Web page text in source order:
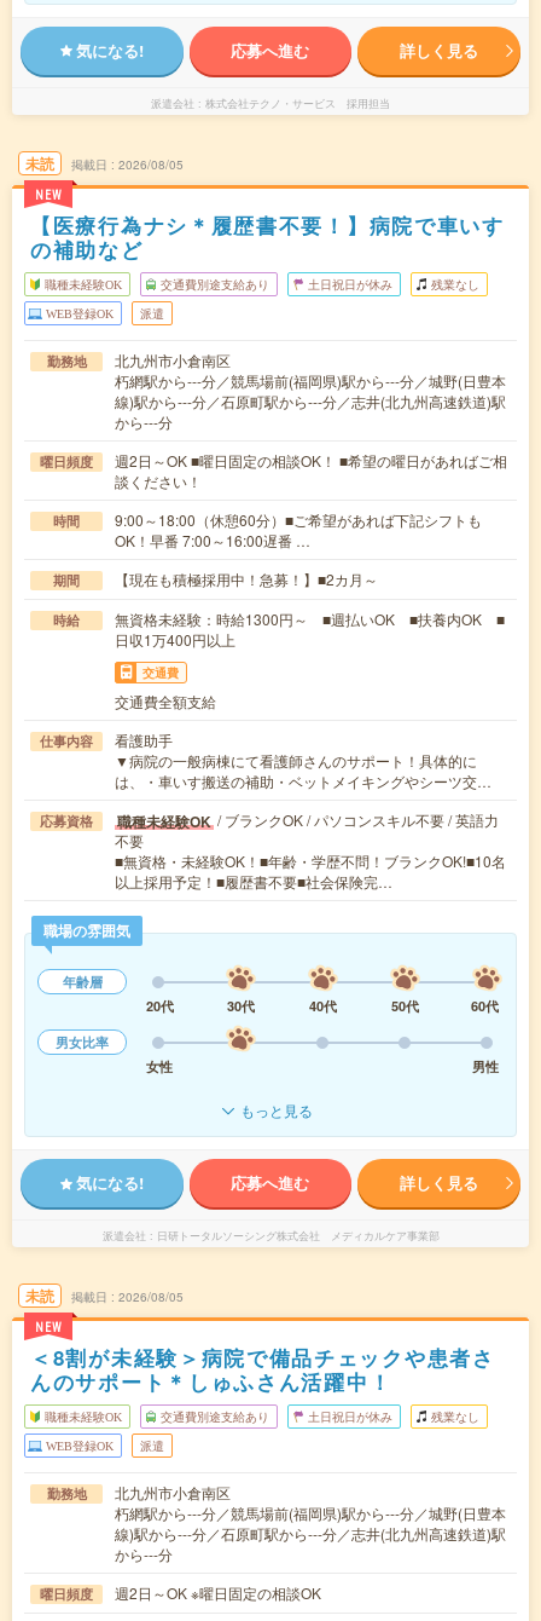
気になる! 応募へ進む 詳しく見る
派遣会社 株式会社テクノ・サービス 採用担当
未読
NEW
掲載日 2026/08/05
【医療行為ナシ＊履歴書不要！】病院で車いす
の補助など
職種未経験OK 交通費別途支給あり 土日祝日が休み 残業なし
WEB登録OK 派遣
勤務地
北九州市小倉南区
朽網駅から---分／競馬場前(福岡県)駅から---分／城野(日豊本
線)駅から---分／石原町駅から---分／志井(北九州高速鉄道)駅
から---分
曜日頻度
週2日～OK ■曜日固定の相談OK！ ■希望の曜日があればご相
談ください！
時間
9:00～18:00（休憩60分）■ご希望があれば下記シフトも
OK！早番 7:00～16:00遅番 …
期間 【現在も積極採用中！急募！】■2カ月～
時給
無資格未経験：時給1300円～ ■週払いOK ■扶養内OK ■
日収1万400円以上
交通費
交通費全額支給
仕事内容
看護助手
▼病院の一般病棟にて看護師さんのサポート！具体的に
は、・車いす搬送の補助・ベットメイキングやシーツ交…
応募資格 職種未経験OK / ブランクOK / パソコンスキル不要 / 英語力
不要
■無資格・未経験OK！■年齢・学歴不問！ブランクOK!■10名
以上採用予定！■履歴書不要■社会保険完…
職場の雰囲気
年齢層
20代
30代 40代 50代
60代
男女比率
女性
男性
もっと見る
気になる! 応募へ進む 詳しく見る
派遣会社 日研トータルソーシング株式会社 メディカルケア事業部
未読
NEW
掲載日 2026/08/05
＜8割が未経験＞病院で備品チェックや患者さ
んのサポート＊しゅふさん活躍中！
職種未経験OK 交通費別途支給あり 土日祝日が休み 残業なし
WEB登録OK 派遣
勤務地
北九州市小倉南区
朽網駅から---分／競馬場前(福岡県)駅から---分／城野(日豊本
線)駅から---分／石原町駅から---分／志井(北九州高速鉄道)駅
から---分
曜日頻度 週2日～OK ※曜日固定の相談OK